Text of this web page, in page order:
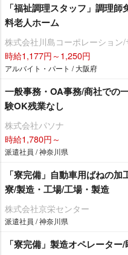
「福祉調理スタッフ」調理
料老人ホーム
株式会社川島コーポレーション
時給1,177円～1,250円
アルバイト・パート / 大阪府
一般事務・OA事務/商社での
験OK残業なし
株式会社パソナ
時給1,780円～
派遣社員 / 神奈川県
「寮完備」自動車用ばねの
寮/製造・工場/工場・製造
株式会社京栄センター
派遣社員 / 神奈川県
「寮完備」製造オペレータ